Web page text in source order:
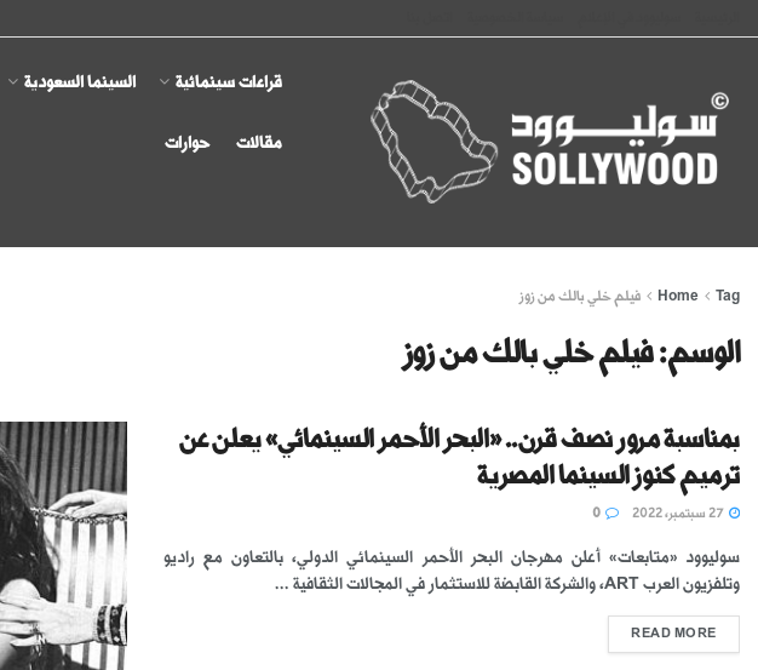
قراءات سينمائية السينما السعودية
مقالات حوارات
Home Tag فيلم خلي بالك من زوز
الوسم:فيلم خلي بالك من زوز
بمناسبة مرور نصف قرن.. «البحر الأحمر السينمائي» يعلن عن
ترميم كنوز السينما المصرية
سوليوود «متابعات» أعلن مهرجان البحر الأحمر السينمائي الدولي، بالتعاون مع راديو
وتلفزيون العرب ART، والشركة القابضة للاستثمار في المجالات الثقافية ...
READ MORE